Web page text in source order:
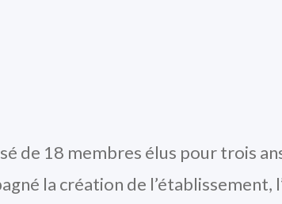
de 18 membres élus pour trois
la création de l’établissement,